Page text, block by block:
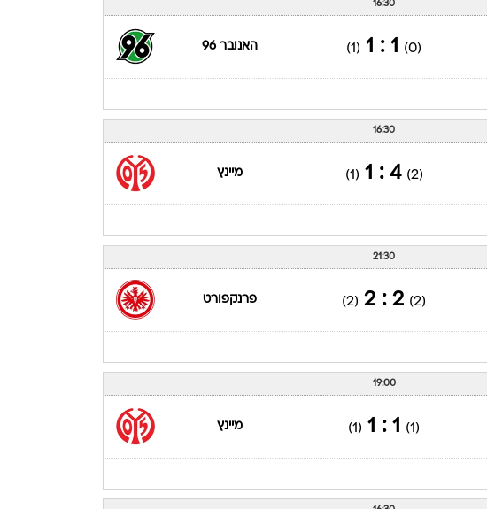
16:30
(0)
1 : 1
(1) האנובר 96
16:30
(2)
4 : 1
(1) מיינץ
21:30
(2)
2 : 2
(2) פרנקפורט
19:00
(1)
1 : 1
(1) מיינץ